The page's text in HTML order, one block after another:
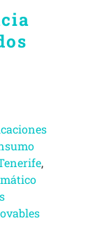
,